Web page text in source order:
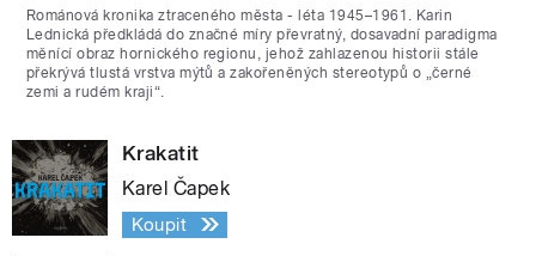
Románová kronika ztraceného města - léta 1945–1961. Karin
Lednická předkládá do značné míry převratný, dosavadní paradigma
měnící obraz hornického regionu, jehož zahlazenou historii stále
překrývá tlustá vrstva mýtů a zakořeněných stereotypů o „černé
zemi a rudém kraji“.
Krakatit
Karel Čapek
Koupit